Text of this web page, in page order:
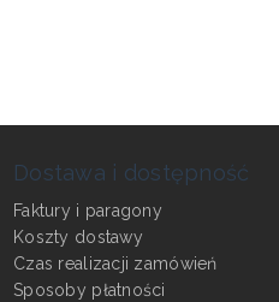
Dostawa i dostępność
Faktury i paragony
Koszty dostawy
Czas realizacji zamówień
Sposoby płatności